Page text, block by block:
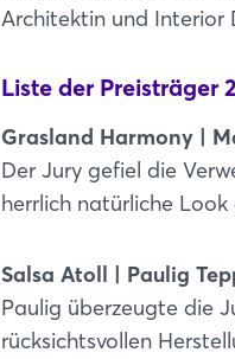
Architektin und Interior
Liste der Preisträger
Grasland Harmony |
Der Jury gefiel die
herrlich natürliche
Salsa Atoll | Paulig
Paulig überzeugte die
rücksichtsvollen